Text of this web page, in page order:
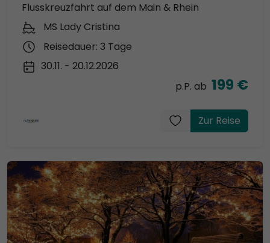
Flusskreuzfahrt auf dem Main & Rhein
MS Lady Cristina
Reisedauer: 3 Tage
30.11. - 20.12.2026
p.P. ab 199 €
Zur Reise